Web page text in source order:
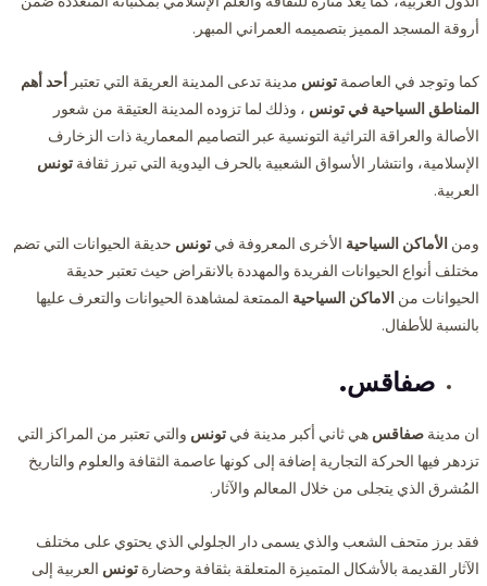
أروقة المسجد المميز بتصميمه العمراني المبهر.
كما وتوجد في العاصمةتونس مدينة تدعى المدينة العريقة التي تعتبر
أحد أهم
المناطق السياحية في تونس ، وذلك لما تزوده المدينة العتيقة من شعور
الأصالة والعراقة التراثية التونسية عبر التصاميم المعمارية ذات الزخارف
الإسلامية، وانتشار الأسواق الشعبية بالحرف اليدوية التي تبرز ثقافةتونس
العربية.
ومن الأماكن السياحية الأخرى المعروفة فيتونس حديقة الحيوانات التي تضم
مختلف أنواع الحيوانات الفريدة والمهددة بالانقراض حيث تعتبر حديقة
الحيوانات من الاماكن السياحية الممتعة لمشاهدة الحيوانات والتعرف عليها
بالنسبة للأطفال.
صفاقس.
ان مدينةصفاقس هي ثاني أكبر مدينة فيتونس والتي تعتبر من المراكز التي
تزدهر فيها الحركة التجارية إضافة إلى كونها عاصمة الثقافة والعلوم والتاريخ
المُشرق الذي يتجلى من خلال المعالم والآثار.
فقد برز متحف الشعب والذي يسمى دار الجلولي الذي يحتوي على مختلف
الآثار القديمة بالأشكال المتميزة المتعلقة بثقافة وحضارةتونس العربية إلى